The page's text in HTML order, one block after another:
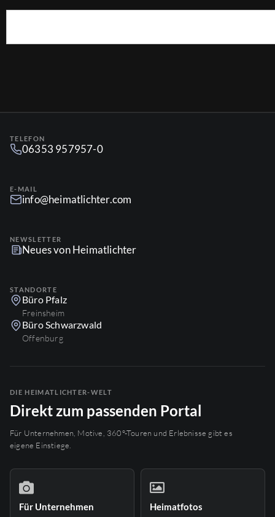
TELEFON
06353 957957-0
E-MAIL
info@heimatlichter.com
NEWSLETTER
Neues von Heimatlichter
STANDORTE
Büro Pfalz
Freinsheim
Büro Schwarzwald
Offenburg
DIE HEIMATLICHTER-WELT
Direkt zum passenden Portal
Für Unternehmen, Motive, 360°-Touren und Erlebnisse gibt es
eigene Einstiege.
Für Unternehmen Heimatfotos